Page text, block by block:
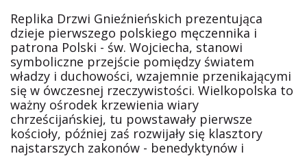
Replika Drzwi Gnieźnieńskich prezentująca
dzieje pierwszego polskiego męczennika i
patrona Polski - św. Wojciecha, stanowi
symboliczne przejście pomiędzy światem
władzy i duchowości, wzajemnie przenikającymi
się w ówczesnej rzeczywistości. Wielkopolska to
ważny ośrodek krzewienia wiary
chrześcijańskiej, tu powstawały pierwsze
kościoły, później zaś rozwijały się klasztory
najstarszych zakonów - benedyktynów i